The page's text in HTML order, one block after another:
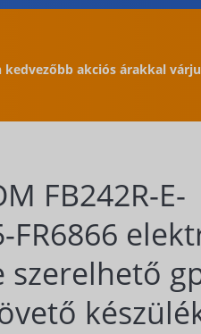
akciós árakkal
FB242R-E-
FR6866
szerelhető